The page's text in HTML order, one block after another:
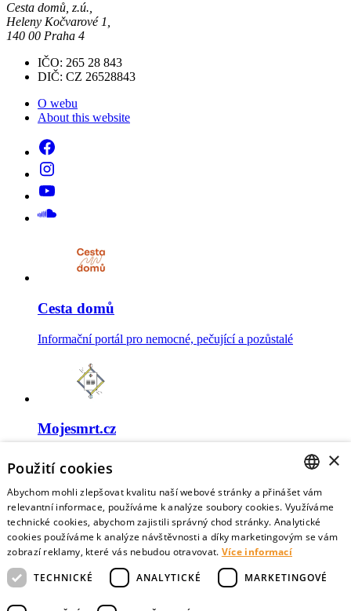
Cesta domů, z.ú.,
Heleny Kočvarové 1,
140 00 Praha 4
IČO: 265 28 843
DIČ: CZ 26528843
O webu
About this website
Cesta domů
Informační portál pro nemocné, pečující a pozůstalé
Mojesmrt.cz
představy o konci života
CZECH
ENGLISH
×
Použití cookies
Abychom mohli zlepšovat kvalitu naší webové stránky a přinášet vám
relevantní informace, používáme k analýze soubory cookies. Využíváme
technické cookies, abychom zajistili správný chod stránky. Analytické
cookies používáme k analýze návštěvnosti a díky marketingovým se vám
zobrazí reklamy, které vás nebudou otravovat. Více informací
TECHNICKÉ
ANALYTICKÉ MARKETINGOVÉ